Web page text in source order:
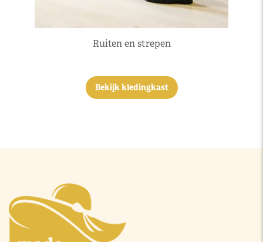
Ruiten en strepen
Bekijk kledingkast